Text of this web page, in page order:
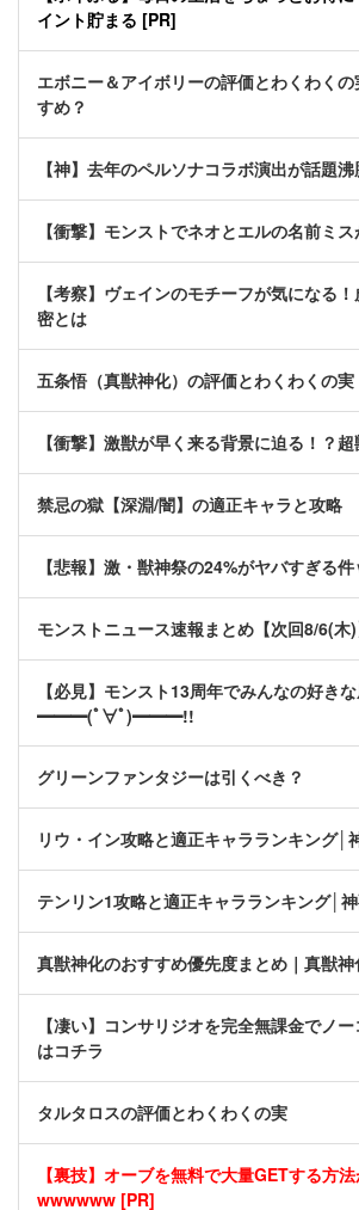
イント貯まる [PR]
エボニー＆アイボリーの評価とわくわく
すめ？
【神】去年のペルソナコラボ演出が話題沸
【衝撃】モンストでネオとエルの名前ミス
【考察】ヴェインのモチーフが気になる
密とは
五条悟（真獣神化）の評価とわくわくの実
【衝撃】激獣が早く来る背景に迫る！？
禁忌の獄【深淵/闇】の適正キャラと攻略
【悲報】激・獣神祭の24%がヤバすぎる件
モンストニュース速報まとめ【次回8/6(木)
【必見】モンスト13周年でみんなの好き
━━━(ﾟ∀ﾟ)━━━!!
グリーンファンタジーは引くべき？
リウ・イン攻略と適正キャラランキング│
テンリン1攻略と適正キャラランキング│
真獣神化のおすすめ優先度まとめ｜真獣
【凄い】コンサリジオを完全無課金でノ
はコチラ
タルタロスの評価とわくわくの実
【裏技】オーブを無料で大量GETする方
wwwwww [PR]